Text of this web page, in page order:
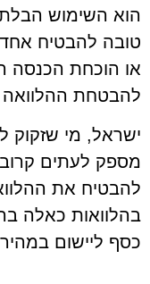
הוא השימוש
טובה להבטיח
או הוכחת הכנסה
להבטחת
ישראל, מי שזקוק
מספק לעתים
להבטיח את
בהלוואות כאלה
כסף ליישום